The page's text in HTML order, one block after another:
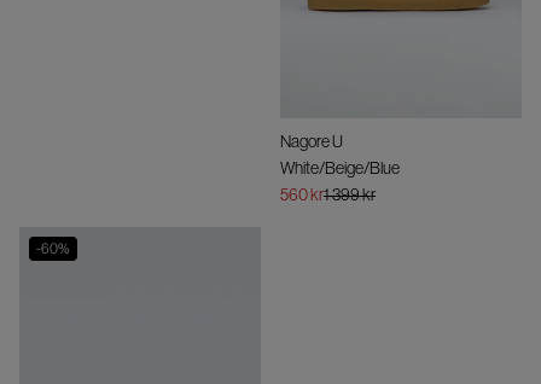
Nagore U
White/Beige/Blue
560 kr1 399 kr
-60%